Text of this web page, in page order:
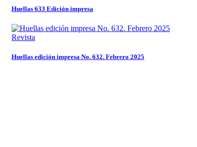
Huellas 633 Edición impresa
Revista
Huellas edición impresa No. 632. Febrero 2025